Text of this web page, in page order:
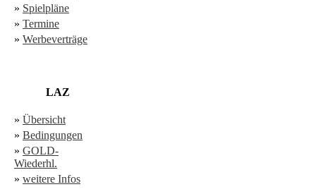
» Spielpläne
» Termine
» Werbeverträge
LAZ
» Übersicht
» Bedingungen
» GOLD-
Wiederhl.
» weitere Infos